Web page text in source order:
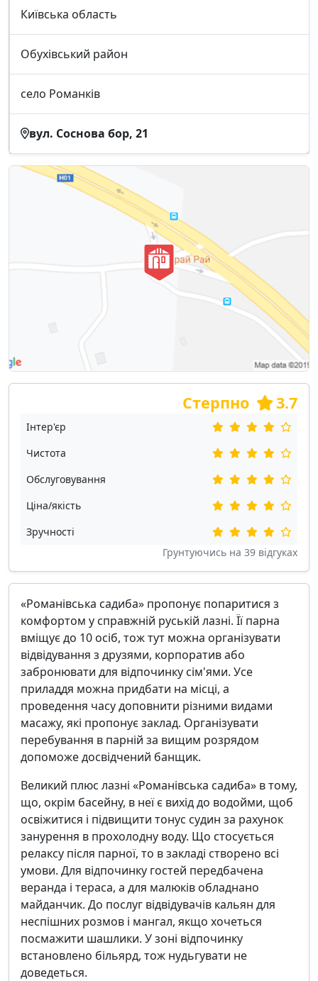
Київська область
Обухівський район
село Романків
вул. Соснова бор, 21
Стерпно 3.7
Інтер'єр
Чистота
Обслуговування
Ціна/якість
Зручності
Грунтуючись на 39 відгуках
«Романівська садиба» пропонує попаритися з
комфортом у справжній руській лазні. Її парна
вміщує до 10 осіб, тож тут можна організувати
відвідування з друзями, корпоратив або
забронювати для відпочинку сім'ями. Усе
приладдя можна придбати на місці, а
проведення часу доповнити різними видами
масажу, які пропонує заклад. Організувати
перебування в парній за вищим розрядом
допоможе досвідчений банщик.
Великий плюс лазні «Романівська садиба» в тому,
що, окрім басейну, в неї є вихід до водойми, щоб
освіжитися і підвищити тонус судин за рахунок
занурення в прохолодну воду. Що стосується
релаксу після парної, то в закладі створено всі
умови. Для відпочинку гостей передбачена
веранда і тераса, а для малюків обладнано
майданчик. До послуг відвідувачів кальян для
неспішних розмов і мангал, якщо хочеться
посмажити шашлики. У зоні відпочинку
встановлено більярд, тож нудьгувати не
доведеться.